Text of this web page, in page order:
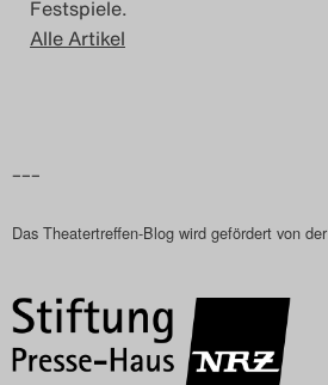
Festspiele.
Alle Artikel
–––
Das Theatertreffen-Blog wird gefördert von der